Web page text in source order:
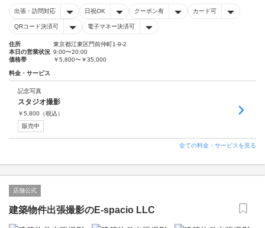
出張・訪問対応 日祝OK クーポン有 カード可
QRコード決済可 電子マネー決済可
住所
東京都江東区門前仲町1-9-2
本日の営業状況 9:00〜20:00
価格帯
￥5,800〜￥35,000
料金・サービス
記念写真
スタジオ撮影
￥5,800 （税込）
販売中
全ての料金・サービスを見る
店舗公式
建築物件出張撮影のE-spacio LLC